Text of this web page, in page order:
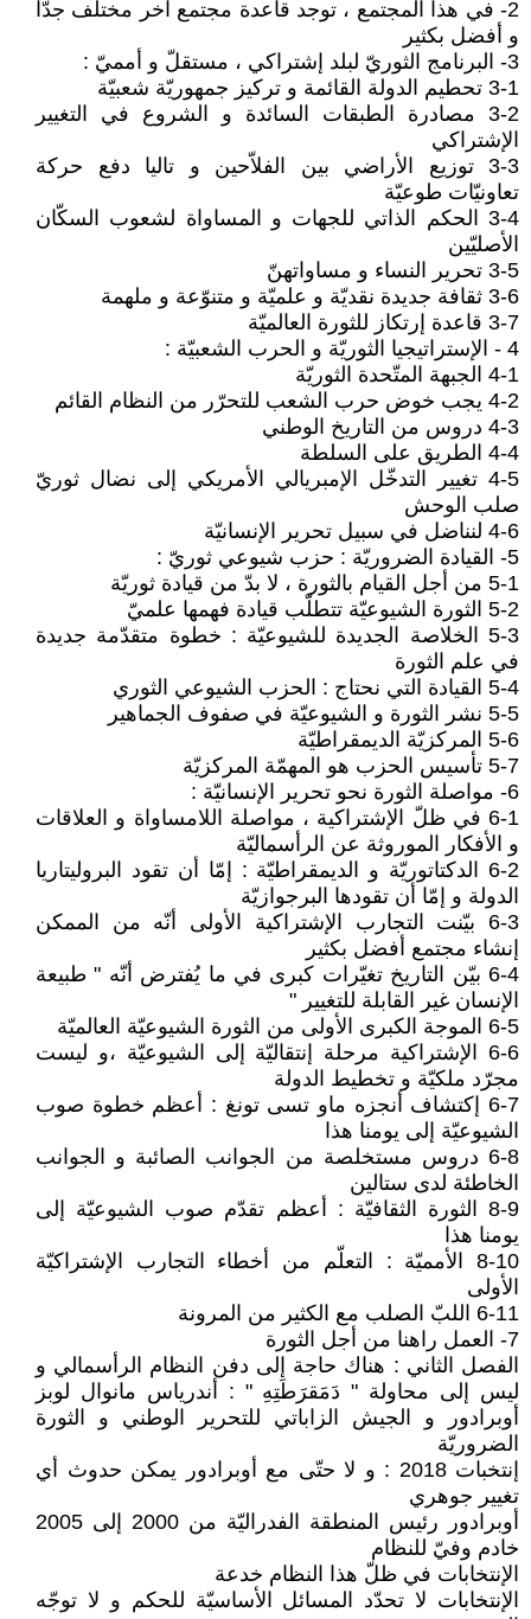
2- في هذا المجتمع ، توجد قاعدة مجتمع آخر مختلف جدّا
و أفضل بكثير
3- البرنامج الثوريّ لبلد إشتراكي ، مستقلّ و أمميّ :
3-1 تحطيم الدولة القائمة و تركيز جمهوريّة شعبيّة
3-2 مصادرة الطبقات السائدة و الشروع في التغيير
الإشتراكي
3-3 توزيع الأراضي بين الفلاّحين و تاليا دفع حركة
تعاونيّات طوعيّة
3-4 الحكم الذاتي للجهات و المساواة لشعوب السكّان
الأصليّين
3-5 تحرير النساء و مساواتهنّ
3-6 ثقافة جديدة نقديّة و علميّة و متنوّعة و ملهمة
3-7 قاعدة إرتكاز للثورة العالميّة
4 - الإستراتيجيا الثوريّة و الحرب الشعبيّة :
4-1 الجبهة المتّحدة الثوريّة
4-2 يجب خوض حرب الشعب للتحرّر من النظام القائم
4-3 دروس من التاريخ الوطني
4-4 الطريق على السلطة
4-5 تغيير التدخّل الإمبريالي الأمريكي إلى نضال ثوريّ
صلب الوحش
4-6 لنناضل في سبيل تحرير الإنسانيّة
5- القيادة الضروريّة : حزب شيوعي ثوريّ :
5-1 من أجل القيام بالثورة ، لا بدّ من قيادة ثوريّة
5-2 الثورة الشيوعيّة تتطلّب قيادة فهمها علميّ
5-3 الخلاصة الجديدة للشيوعيّة : خطوة متقدّمة جديدة
في علم الثورة
5-4 القيادة التي نحتاج : الحزب الشيوعي الثوري
5-5 نشر الثورة و الشيوعيّة في صفوف الجماهير
5-6 المركزيّة الديمقراطيّة
5-7 تأسيس الحزب هو المهمّة المركزيّة
6- مواصلة الثورة نحو تحرير الإنسانيّة :
6-1 في ظلّ الإشتراكية ، مواصلة اللامساواة و العلاقات
و الأفكار الموروثة عن الرأسماليّة
6-2 الدكتاتوريّة و الديمقراطيّة : إمّا أن تقود البروليتاريا
الدولة و إمّا أن تقودها البرجوازيّة
6-3 بيّنت التجارب الإشتراكية الأولى أنّه من الممكن
إنشاء مجتمع أفضل بكثير
6-4 بيّن التاريخ تغيّرات كبرى في ما يُفترض أنّه " طبيعة
الإنسان غير القابلة للتغيير "
6-5 الموجة الكبرى الأولى من الثورة الشيوعيّة العالميّة
6-6 الإشتراكية مرحلة إنتقاليّة إلى الشيوعيّة ،و ليست
مجرّد ملكيّة و تخطيط الدولة
6-7 إكتشاف أنجزه ماو تسى تونغ : أعظم خطوة صوب
الشيوعيّة إلى يومنا هذا
6-8 دروس مستخلصة من الجوانب الصائبة و الجوانب
الخاطئة لدى ستالين
8-9 الثورة الثقافيّة : أعظم تقدّم صوب الشيوعيّة إلى
يومنا هذا
8-10 الأمميّة : التعلّم من أخطاء التجارب الإشتراكيّة
الأولى
6-11 اللبّ الصلب مع الكثير من المرونة
7- العمل راهنا من أجل الثورة
الفصل الثاني : هناك حاجة إلى دفن النظام الرأسمالي و
ليس إلى محاولة " دَمَقرَطَتِهِ " : أندرياس مانوال لوبز
أوبرادور و الجيش الزاباتي للتحرير الوطني و الثورة
الضروريّة
إنتخبات 2018 : و لا حتّى مع أوبرادور يمكن حدوث أي
تغيير جوهري
أوبرادور رئيس المنطقة الفدراليّة من 2000 إلى 2005
خادم وفيّ للنظام
الإنتخابات في ظلّ هذا النظام خدعة
الإنتخابات لا تحدّد المسائل الأساسيّة للحكم و لا توجّه